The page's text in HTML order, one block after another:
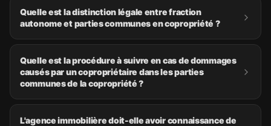
Quelle est la distinction légale entre fraction
autonome et parties communes en copropriété ?
Quelle est la procédure à suivre en cas de dommages
causés par un copropriétaire dans les parties
communes de la copropriété ?
L'agence immobilière doit-elle avoir connaissance de